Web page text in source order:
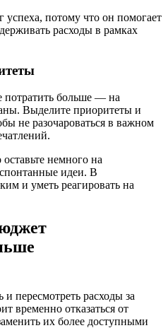
потому что он помогает
расходы в рамках
потратить больше — на
Выделите приоритеты и
не разочароваться в важном
немного на
идеи. В
и уметь реагировать на
пересмотреть расходы за
временно отказаться от
их более доступными